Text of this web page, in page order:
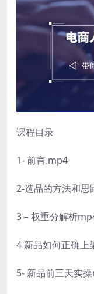
课程目录
1- 前言.mp4
2-选品的方法和思
3 – 权重分解析
4 新品如何正确上
5- 新品前三天实